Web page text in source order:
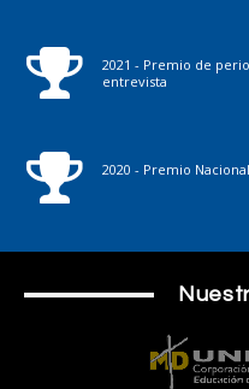
2021 - Premio de
entrevista
2020 - Premio